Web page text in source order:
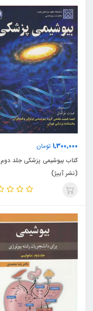
1,300,000 تومان
کتاب بیوشیمی پزشکی جلد دوم
(نشر آییژ)